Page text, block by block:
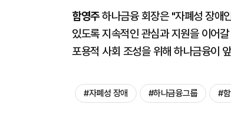
함영주하나금융 회장은 "자폐성 장애
있도록 지속적인 관심과 지원을 이어
포용적 사회 조성을 위해 하나금융이
#자폐성 장애 #하나금융그룹 #